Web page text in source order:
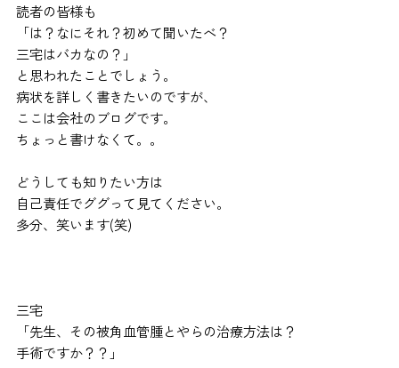
読者の皆様も
「は？なにそれ？初めて聞いたべ？
三宅はバカなの？」
と思われたことでしょう。
病状を詳しく書きたいのですが、
ここは会社のブログです。
ちょっと書けなくて。。
どうしても知りたい方は
自己責任でググって見てください。
多分、笑います(笑)
三宅
「先生、その被角血管腫とやらの治療方法は？
手術ですか？？」